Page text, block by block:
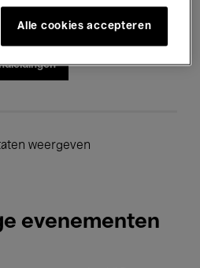
Kids’ Palace
weergeven
evenementen
Alle cookies accepteren